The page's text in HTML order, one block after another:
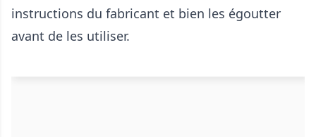
instructions du fabricant et bien les égoutter
avant de les utiliser.